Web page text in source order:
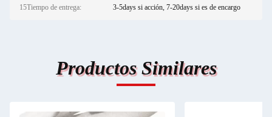
15Tiempo de entrega: 3-5days si acción, 7-20days si es de encargo
Productos Similares